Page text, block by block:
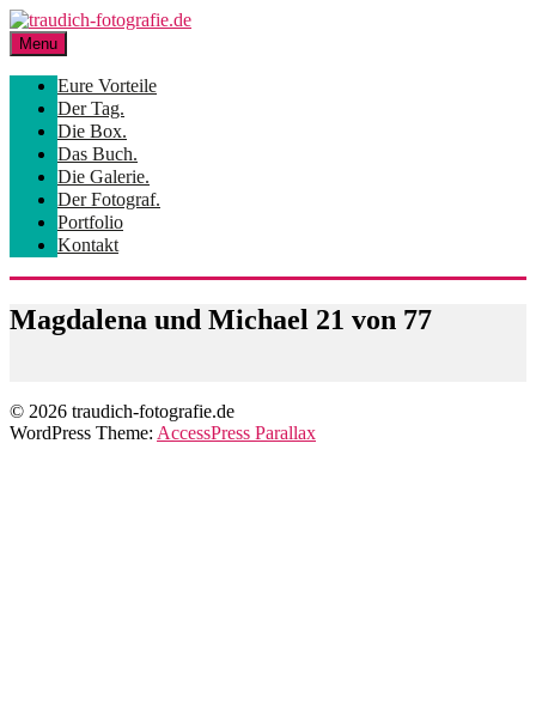
Skip
to
content
Menu
Eure Vorteile
Der Tag.
Die Box.
Das Buch.
Die Galerie.
Der Fotograf.
Portfolio
Kontakt
Magdalena und Michael 21 von 77
© 2026 traudich-fotografie.de
WordPress Theme: AccessPress Parallax